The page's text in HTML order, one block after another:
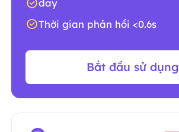
day
Thời gian phản hồi <0.6s
Bắt đầu sử dụng